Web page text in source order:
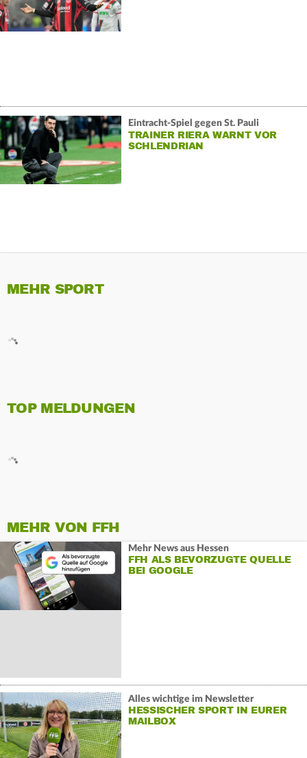
Eintracht-Spiel gegen St. Pauli
TRAINER RIERA WARNT VOR
SCHLENDRIAN
MEHR SPORT
TOP MELDUNGEN
MEHR VON FFH
Mehr News aus Hessen
FFH ALS BEVORZUGTE QUELLE
BEI GOOGLE
Alles wichtige im Newsletter
HESSISCHER SPORT IN EURER
MAILBOX